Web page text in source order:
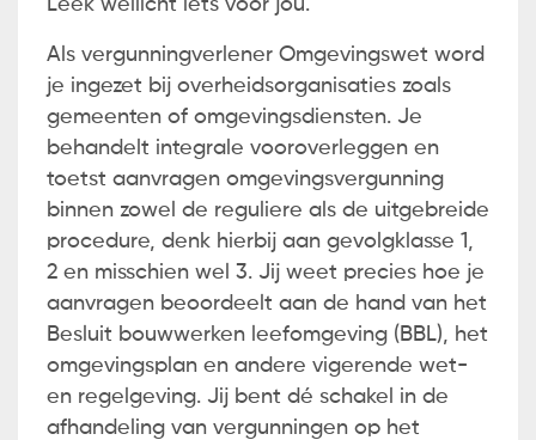
Leek wellicht iets voor jou.
Als vergunningverlener Omgevingswet word
je ingezet bij overheidsorganisaties zoals
gemeenten of omgevingsdiensten. Je
behandelt integrale vooroverleggen en
toetst aanvragen omgevingsvergunning
binnen zowel de reguliere als de uitgebreide
procedure, denk hierbij aan gevolgklasse 1,
2 en misschien wel 3. Jij weet precies hoe je
aanvragen beoordeelt aan de hand van het
Besluit bouwwerken leefomgeving (BBL), het
omgevingsplan en andere vigerende wet-
en regelgeving. Jij bent dé schakel in de
afhandeling van vergunningen op het